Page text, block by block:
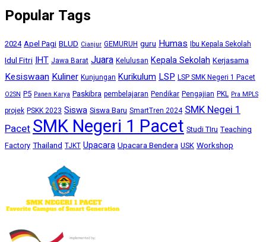
Popular Tags
2024 Apel Pagi BLUD Cianjur GEMURUH guru Humas Ibu Kepala Sekolah
Idul Fitri IHT Jawa Barat Juara Kelulusan Kepala Sekolah Kerjasama
Kesiswaan Kuliner Kunjungan Kurikulum LSP LSP SMK Negeri 1 Pacet
O2SN P5 Panen Karya Paskibra pembelajaran Pendikar Pengajian PKL Pra MPLS
projek PSKK 2023 Siswa Siswa Baru SmartTren 2024 SMK Negei 1
PacetSMK Negeri 1 Pacet Studi TIru Teaching
Factory Thailand TJKT Upacara Upacara Bendera USK Workshop